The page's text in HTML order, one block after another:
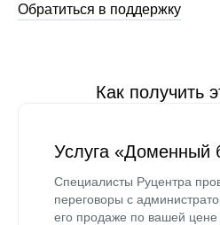
Обратиться в поддержку
Как получить
Услуга «Доменный
Специалисты Руцентра
переговоры с
его продаже по вашей цене